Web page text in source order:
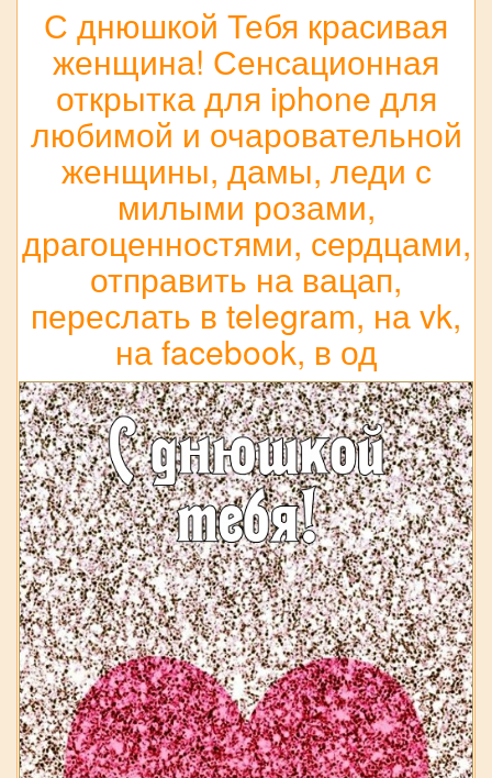
С днюшкой Тебя красивая
женщина! Сенсационная
открытка для iphone для
любимой и очаровательной
женщины, дамы, леди с
милыми розами,
драгоценностями, сердцами,
отправить на вацап,
переслать в telegram, на vk,
на facebook, в од